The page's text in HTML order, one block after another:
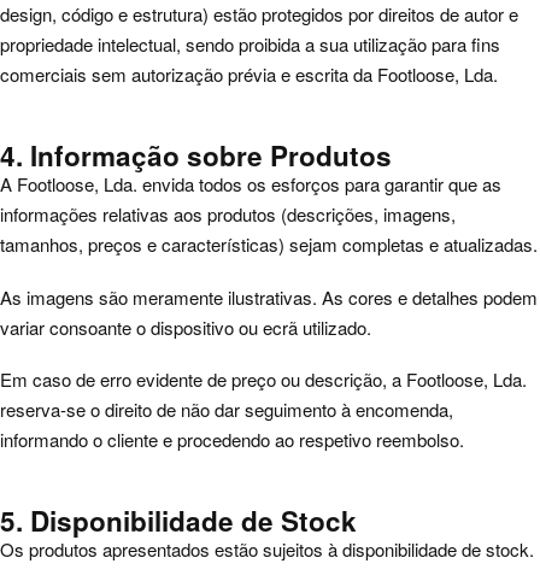
design, código e estrutura) estão protegidos por direitos de autor e
propriedade intelectual, sendo proibida a sua utilização para fins
comerciais sem autorização prévia e escrita da Footloose, Lda.
4. Informação sobre Produtos
A Footloose, Lda. envida todos os esforços para garantir que as
informações relativas aos produtos (descrições, imagens,
tamanhos, preços e características) sejam completas e atualizadas.
As imagens são meramente ilustrativas. As cores e detalhes podem
variar consoante o dispositivo ou ecrã utilizado.
Em caso de erro evidente de preço ou descrição, a Footloose, Lda.
reserva-se o direito de não dar seguimento à encomenda,
informando o cliente e procedendo ao respetivo reembolso.
5. Disponibilidade de Stock
Os produtos apresentados estão sujeitos à disponibilidade de stock.